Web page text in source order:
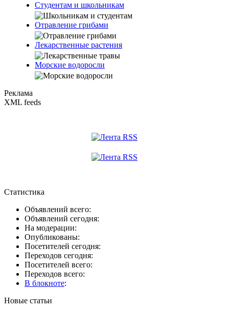
Студентам и школьникам
Отравление грибами
Лекарственные растения
Морские водоросли
Реклама
XML feeds
Статистика
Объявлений всего:
Объявлений сегодня:
На модерации:
Опубликованы:
Посетителей сегодня:
Переходов сегодня:
Посетителей всего:
Переходов всего:
В блокноте:
Новые статьи